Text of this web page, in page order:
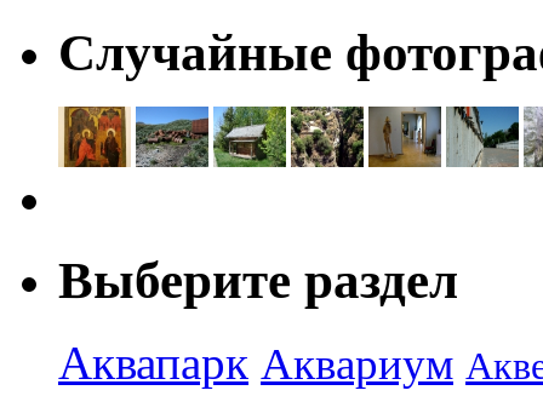
Случайные
Выберите раздел
Аквапарк Аквариум